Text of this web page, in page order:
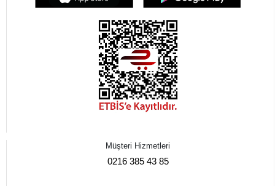
Müşteri Hizmetleri
0216 385 43 85